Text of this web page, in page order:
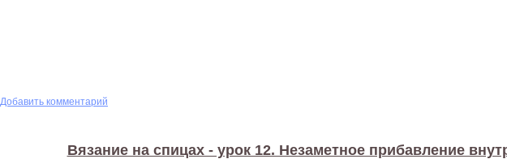
Добавить комментарий
Вязание на спицах - урок 12. Незаметное прибавление